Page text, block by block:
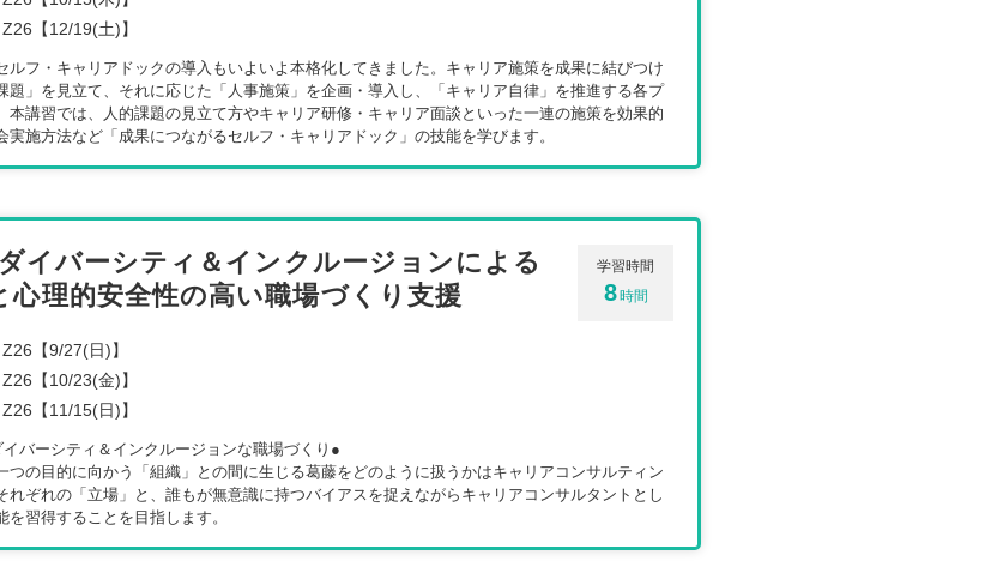
【12/19(土)】
ルフ・キャリアドックの導入もいよいよ本格化してきました。キャリア施策を成果に結びつけ
題」を見立て、それに応じた「人事施策」を企画・導入し、「キャリア自律」を推進する各プ
本講習では、人的課題の見立て方やキャリア研修・キャリア面談といった一連の施策を効果的
施方法など「成果につながるセルフ・キャリアドック」の技能を学びます。
ダイバーシティ＆インクルージョンによる
心理的安全性の高い職場づくり支援
学習時間
8時間
【9/27(日)】
【10/23(金)】
【11/15(日)】
バーシティ＆インクルージョンな職場づくり●
の目的に向かう「組織」との間に生じる葛藤をどのように扱うかはキャリアコンサルティン
ぞれの「立場」と、誰もが無意識に持つバイアスを捉えながらキャリアコンサルタントとし
習得することを目指します。